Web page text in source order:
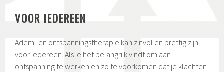
VOOR IEDEREEN
Adem- en ontspanningstherapie kan zinvol en prettig zijn
voor iedereen. Als je het belangrijk vindt om aan
ontspanning te werken en zo te voorkomen dat je klachten